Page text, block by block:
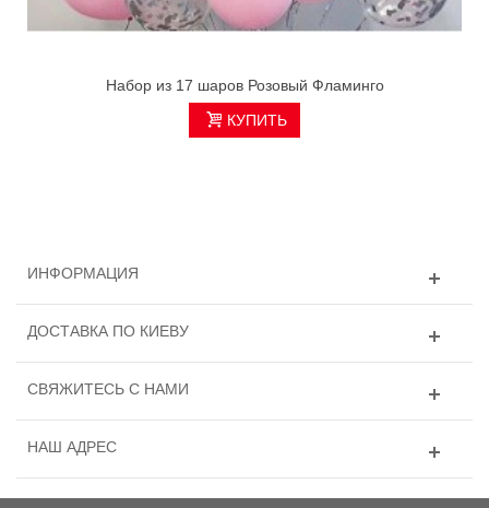
Набор из 17 шаров Розовый Фламинго
КУПИТЬ
ИНФОРМАЦИЯ
ДОСТАВКА ПО КИЕВУ
СВЯЖИТЕСЬ С НАМИ
НАШ АДРЕС